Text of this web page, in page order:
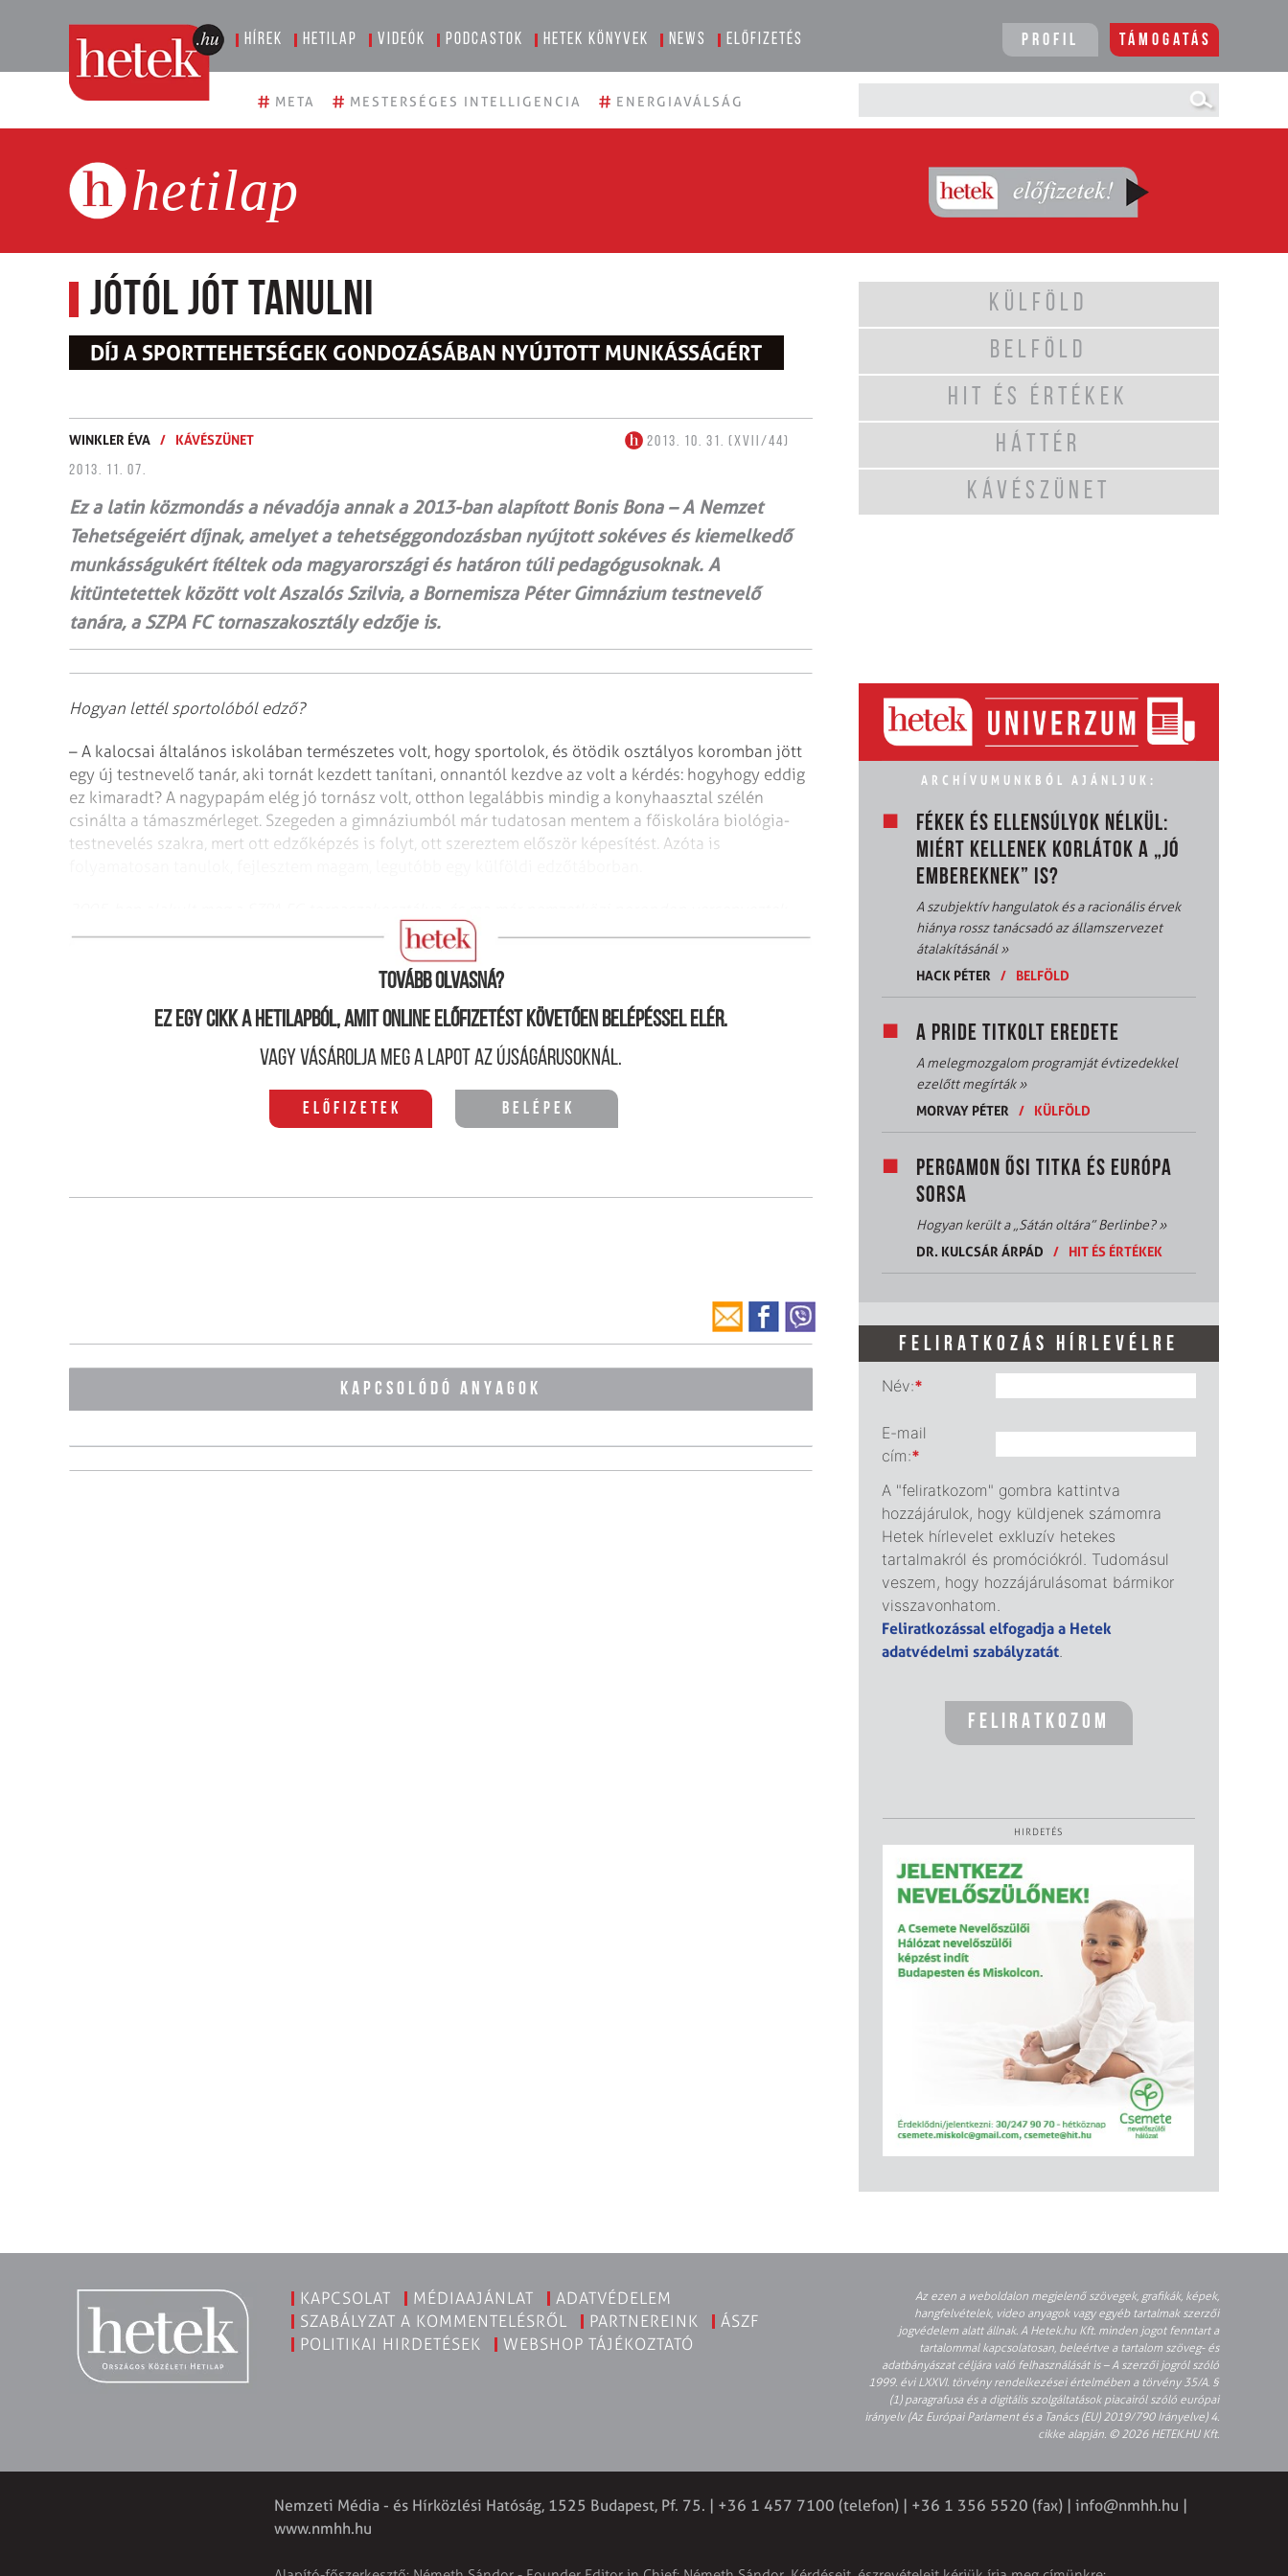
Hírek Hetilap Videók Podcastok Hetek könyvek News Előfizetés Profil Támogatás
# META # MESTERSÉGES INTELLIGENCIA # ENERGIAVÁLSÁG
hetilap
Jótól jót tanulni
DÍJ A SPORTTEHETSÉGEK GONDOZÁSÁBAN NYÚJTOTT MUNKÁSSÁGÉRT
WINKLER ÉVA / KÁVÉSZÜNET
2013. 10. 31. (XVII/44)
2013. 11. 07.
Ez a latin közmondás a névadója annak a 2013-ban alapított Bonis Bona – A Nemzet
Tehetségeiért díjnak, amelyet a tehetséggondozásban nyújtott sokéves és kiemelkedő
munkásságukért ítéltek oda magyarországi és határon túli pedagógusoknak. A
kitüntetettek között volt Aszalós Szilvia, a Bornemisza Péter Gimnázium testnevelő
tanára, a SZPA FC tornaszakosztály edzője is.
Hogyan lettél sportolóból edző?
– A kalocsai általános iskolában természetes volt, hogy sportolok, és ötödik osztályos koromban jött
egy új testnevelő tanár, aki tornát kezdett tanítani, onnantól kezdve az volt a kérdés: hogyhogy eddig
ez kimaradt? A nagypapám elég jó tornász volt, otthon legalábbis mindig a konyhaasztal szélén
csinálta a támaszmérleget. Szegeden a gimnáziumból már tudatosan mentem a főiskolára biológia-
testnevelés szakra, mert ott edzőképzés is folyt, ott szereztem először képesítést. Azóta is
Hogy sikerült nulláról idáig „feltornázni’’ magatokat?
Tovább olvasná?
Ez egy cikk a hetilapból, amit online előfizetést követően belépéssel elér.
Vagy vásárolja meg a lapot az újságárusoknál.
Előfizetek Belépek
KAPCSOLÓDÓ ANYAGOK
KÜLFÖLD
BELFÖLD
HIT ÉS ÉRTÉKEK
HÁTTÉR
KÁVÉSZÜNET
ARCHÍVUMUNKBÓL AJÁNLJUK:
FÉKEK ÉS ELLENSÚLYOK NÉLKÜL:
MIÉRT KELLENEK KORLÁTOK A „JÓ
EMBEREKNEK” IS?
A szubjektív hangulatok és a racionális érvek
hiánya rossz tanácsadó az államszervezet
átalakításánál»
HACK PÉTER
/ BELFÖLD
A PRIDE TITKOLT EREDETE
A melegmozgalom programját évtizedekkel
ezelőtt megírták»
MORVAY PÉTER
/ KÜLFÖLD
PERGAMON ŐSI TITKA ÉS EURÓPA
SORSA
Hogyan került a „Sátán oltára” Berlinbe?»
DR. KULCSÁR ÁRPÁD
/ HIT ÉS ÉRTÉKEK
FELIRATKOZÁS HÍRLEVÉLRE
Név:*
E-mail
cím:*
A "feliratkozom" gombra kattintva
hozzájárulok, hogy küldjenek számomra
Hetek hírlevelet exkluzív hetekes
tartalmakról és promóciókról. Tudomásul
veszem, hogy hozzájárulásomat bármikor
visszavonhatom.
Feliratkozással elfogadja a Hetek
adatvédelmi szabályzatát.
HIRDETÉS
KAPCSOLAT MÉDIAAJÁNLAT
ADATVÉDELEM
SZABÁLYZAT A KOMMENTELÉSRŐL
PARTNEREINK
ÁSZF
POLITIKAI HIRDETÉSEK
WEBSHOP TÁJÉKOZTATÓ
Az ezen a weboldalon megjelenő szövegek, grafikák, képek,
hangfelvételek, video anyagok vagy egyéb tartalmak szerzői
jogvédelem alatt állnak. A Hetek.hu Kft. minden jogot fenntart a
tartalommal kapcsolatosan, beleértve a tartalom szöveg- és
adatbányászat céljára való felhasználását is – A szerzői jogról szóló
1999. évi LXXVI. törvény rendelkezései értelmében a törvény 35/A. §
(1) paragrafusa és a digitális szolgáltatások piacairól szóló európai
irányelv (Az Európai Parlament és a Tanács (EU) 2019/790 Irányelve) 4.
cikke alapján. © 2026 HETEK.HU Kft.
Nemzeti Média - és Hírközlési Hatóság, 1525 Budapest, Pf. 75. | +36 1 457 7100 (telefon) | +36 1 356 5520 (fax) | info@nmhh.hu
www.nmhh.hu